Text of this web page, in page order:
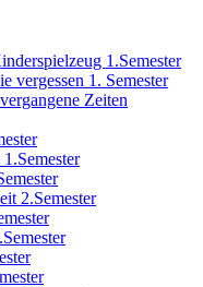
1.Semester
vergessen 1. Semester
Zeiten
2.Semester